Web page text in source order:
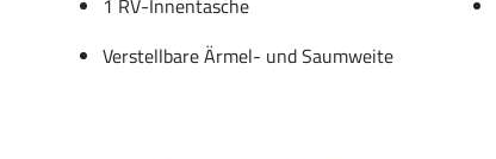
1 RV-Innentasche
Verstellbare Ärmel- und Saumweite